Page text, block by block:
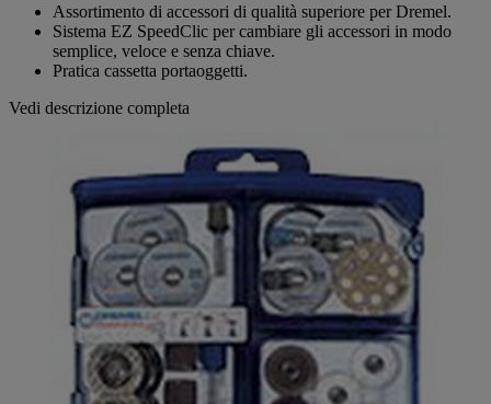
pagina.
Assortimento di accessori di qualità superiore per Dremel.
Sistema EZ SpeedClic per cambiare gli accessori in modo
semplice, veloce e senza chiave.
Pratica cassetta portaoggetti.
Vedi descrizione completa